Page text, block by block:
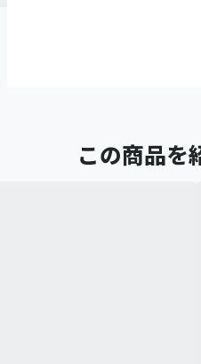
この商品を